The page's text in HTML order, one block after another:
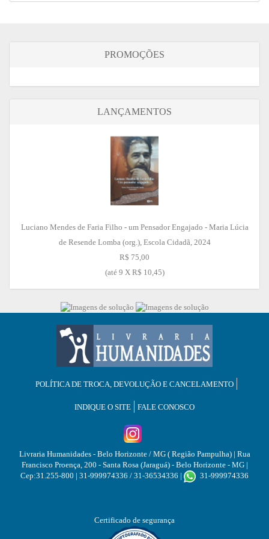
PROMOÇÕES
LANÇAMENTOS
Luciano Mendes de Faria Filho - um Pensador Engajado - Maria Lúcia
de Resende Lomba (org.), Escola Cidadã, 2024
R$ 75,00
(até 9 X R$ 10,45)
POLÍTICA DE TROCA, DEVOLUÇÃO E CANCELAMENTO
INDIQUE O SITE FALE CONOSCO
Livraria Humanidades - Belo Horizonte / MG ( Região Pampulha)| Rua
Francisco Proença, 200 - Santa Rosa (Jaraguá) - Belo Horizonte - MG |
Cep:31.255-800 | 31-999974336 / 31-36534336 |
31-999974336
Certificado de segurança